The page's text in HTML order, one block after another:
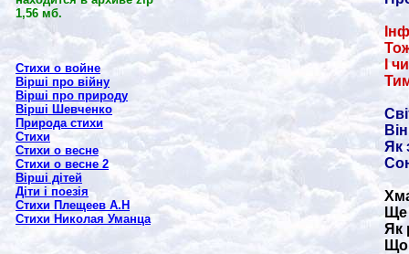
1,56 мб.
Стихи о войне
Вірші про війну
Вірші про природу
Вірші Шевченко
Природа стихи
Стихи
Стихи о весне
Стихи о весне 2
Вірші дітей
Діти і поезія
Стихи Плещеев А.Н
Стихи Николая Уманца
І
Як
Ще
Як
Що